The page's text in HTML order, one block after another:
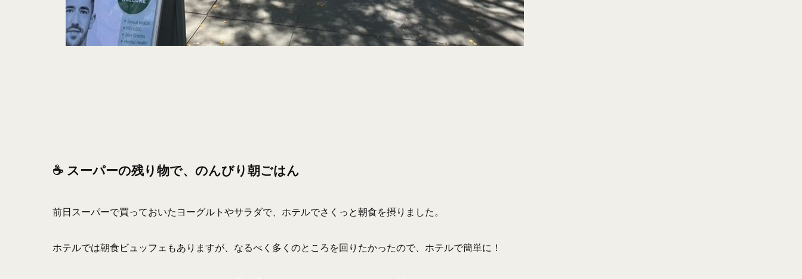
☕ スーパーの残り物で、のんびり朝ごはん
前日スーパーで買っておいたヨーグルトやサラダで、ホテルでさくっと朝食を摂りました。
ホテルでは朝食ビュッフェもありますが、なるべく多くのところを回りたかったので、ホテルで簡単に！